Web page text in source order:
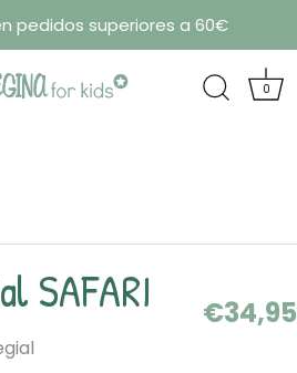
pedidos superiores a 60€
0
€34,95
SAFARI